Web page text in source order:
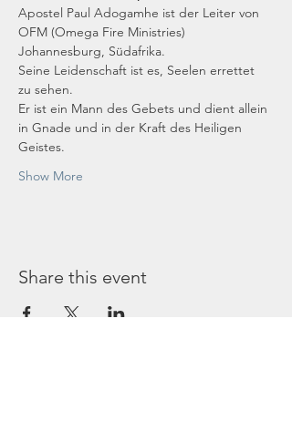
Apostel Paul Adogamhe ist der Leiter von
OFM (Omega Fire Ministries)
Johannesburg, Südafrika.
Seine Leidenschaft ist es, Seelen errettet
zu sehen.
Er ist ein Mann des Gebets und dient allein
in Gnade und in der Kraft des Heiligen
Geistes.
Show More
Share this event